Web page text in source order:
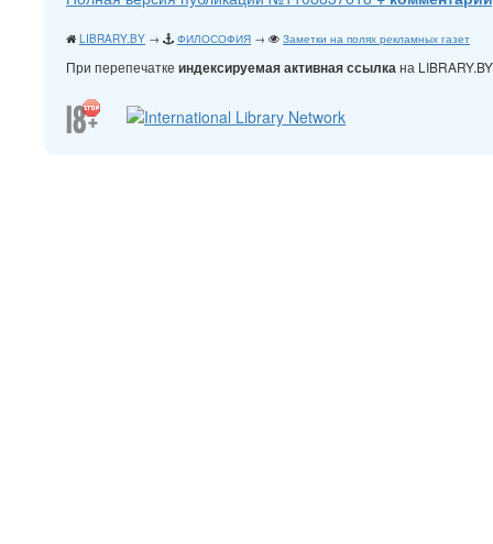
LIBRARY.BY → ФИЛОСОФИЯ → Заметки на полях рекламных газет
При перепечатке индексируемая активная ссылкана